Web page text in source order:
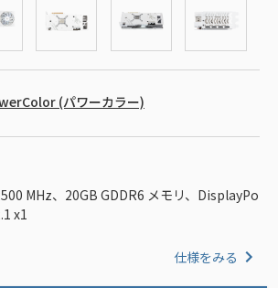
(パワーカラー)
MHz、20GB GDDR6 メモリ、DisplayPo
x1
仕様をみる